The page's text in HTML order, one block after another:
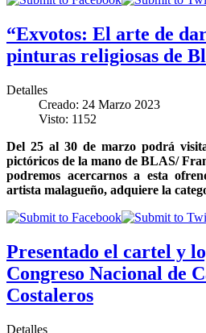
“Exvotos: El arte de
pinturas religiosas de
Detalles
Creado: 24 Marzo 2023
Visto: 1152
Del 25 al 30 de marzo podrá
pictóricos de la mano de BLAS/
podremos acercarnos a esta
artista malagueño, adquiere la
Presentado el cartel y
Congreso Nacional de
Costaleros
Detalles